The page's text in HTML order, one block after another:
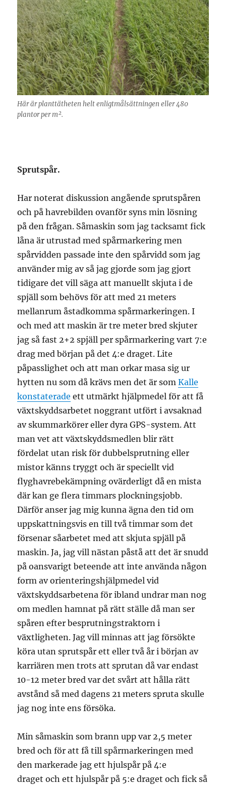
Här är planttätheten helt enligtmålsättningen eller 480
plantor per m².
Sprutspår.
Har noterat diskussion angående sprutspåren
och på havrebilden ovanför syns min lösning
på den frågan. Såmaskin som jag tacksamt fick
låna är utrustad med spårmarkering men
spårvidden passade inte den spårvidd som jag
använder mig av så jag gjorde som jag gjort
tidigare det vill säga att manuellt skjuta i de
spjäll som behövs för att med 21 meters
mellanrum åstadkomma spårmarkeringen. I
och med att maskin är tre meter bred skjuter
jag så fast 2+2 spjäll per spårmarkering vart 7:e
drag med början på det 4:e draget. Lite
påpasslighet och att man orkar masa sig ur
hytten nu som då krävs men det är somKalle
konstaterade ett utmärkt hjälpmedel för att få
växtskyddsarbetet noggrant utfört i avsaknad
av skummarkörer eller dyra GPS-system. Att
man vet att växtskyddsmedlen blir rätt
fördelat utan risk för dubbelsprutning eller
mistor känns tryggt och är speciellt vid
flyghavrebekämpning ovärderligt då en mista
där kan ge flera timmars plockningsjobb.
Därför anser jag mig kunna ägna den tid om
uppskattningsvis en till två timmar som det
försenar såarbetet med att skjuta spjäll på
maskin. Ja, jag vill nästan påstå att det är snudd
på oansvarigt beteende att inte använda någon
form av orienteringshjälpmedel vid
växtskyddsarbetena för ibland undrar man nog
om medlen hamnat på rätt ställe då man ser
spåren efter besprutningstraktorn i
växtligheten. Jag vill minnas att jag försökte
köra utan sprutspår ett eller två år i början av
karriären men trots att sprutan då var endast
10-12 meter bred var det svårt att hålla rätt
avstånd så med dagens 21 meters spruta skulle
jag nog inte ens försöka.
Min såmaskin som brann upp var 2,5 meter
bred och för att få till spårmarkeringen med
den markerade jag ett hjulspår på 4:e
draget och ett hjulspår på 5:e draget och fick så